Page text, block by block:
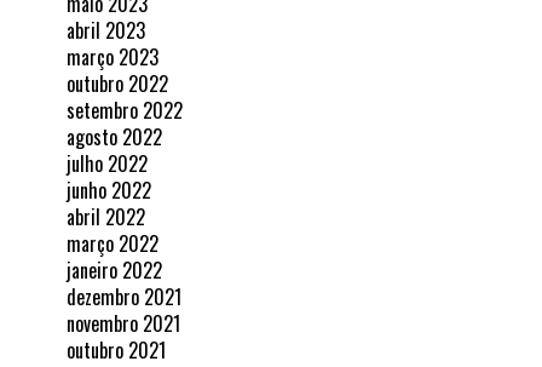
abril 2023
março 2023
outubro 2022
setembro 2022
agosto 2022
julho 2022
junho 2022
abril 2022
março 2022
janeiro 2022
dezembro 2021
novembro 2021
outubro 2021